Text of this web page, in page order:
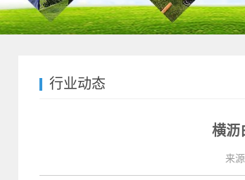
行业动态
横沥
来